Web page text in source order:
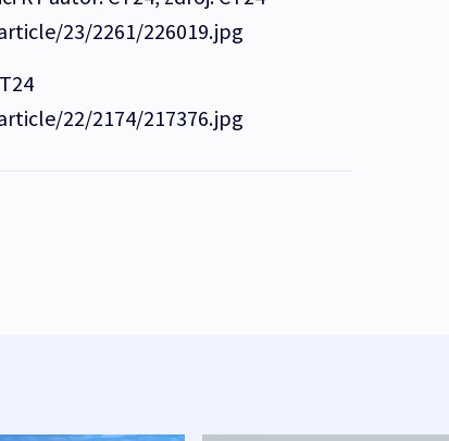
23/2261/226019.jpg
22/2174/217376.jpg